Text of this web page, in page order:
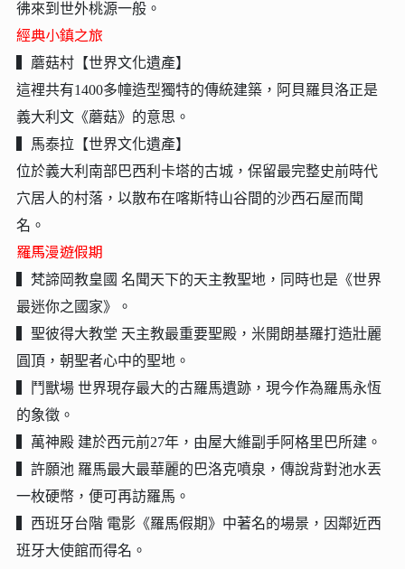
彿來到世外桃源一般。
經典小鎮之旅
▍蘑菇村【世界文化遺產】
這裡共有1400多幢造型獨特的傳統建築，阿貝羅貝洛正是
義大利文《蘑菇》的意思。
▍馬泰拉【世界文化遺產】
位於義大利南部巴西利卡塔的古城，保留最完整史前時代
穴居人的村落，以散布在喀斯特山谷間的沙西石屋而聞
名。
羅馬漫遊假期
▍梵諦岡教皇國 名聞天下的天主教聖地，同時也是《世界
最迷你之國家》。
▍聖彼得大教堂 天主教最重要聖殿，米開朗基羅打造壯麗
圓頂，朝聖者心中的聖地。
▍鬥獸場 世界現存最大的古羅馬遺跡，現今作為羅馬永恆
的象徵。
▍萬神殿 建於西元前27年，由屋大維副手阿格里巴所建。
▍許願池 羅馬最大最華麗的巴洛克噴泉，傳說背對池水丟
一枚硬幣，便可再訪羅馬。
▍西班牙台階 電影《羅馬假期》中著名的場景，因鄰近西
班牙大使館而得名。